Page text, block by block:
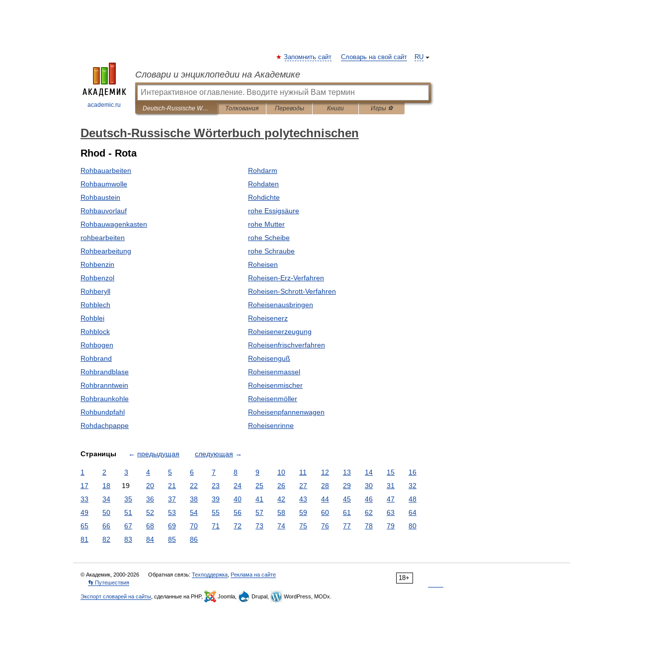
academic.ru
RU
Запомнить сайт Словарь на свой сайт
Словари и энциклопедии на Академике
Deutsch-Russische Wörterbuch polytechnischen Толкования Переводы Книги Игры ⚽
Deutsch-Russische Wörterbuch polytechnischen
Rhod - Rota
Rohbauarbeiten
Rohbaumwolle
Rohbaustein
Rohbauvorlauf
Rohbauwagenkasten
rohbearbeiten
Rohbearbeitung
Rohbenzin
Rohbenzol
Rohberyll
Rohblech
Rohblei
Rohblock
Rohbogen
Rohbrand
Rohbrandblase
Rohbranntwein
Rohbraunkohle
Rohbundpfahl
Rohdachpappe
Rohdarm
Rohdaten
Rohdichte
rohe Essigsäure
rohe Mutter
rohe Scheibe
rohe Schraube
Roheisen
Roheisen-Erz-Verfahren
Roheisen-Schrott-Verfahren
Roheisenausbringen
Roheisenerz
Roheisenerzeugung
Roheisenfrischverfahren
Roheisenguß
Roheisenmassel
Roheisenmischer
Roheisenmöller
Roheisenpfannenwagen
Roheisenrinne
Страницы ← предыдущая следующая →
1 2 3 4 5 6 7 8 9 10 11 12 13 14 15
16
17
18 19 20 21 22 23 24 25 26 27 28 29 30 31
32
33
34 35 36 37 38 39 40 41 42 43 44 45 46 47
48
49
50 51 52 53 54 55 56 57 58 59 60 61 62 63
64
65
66 67 68 69 70 71 72 73 74 75 76 77 78 79
80
81
82 83 84 85 86
18+
© Академик, 2000-2026 Обратная связь: Техподдержка Реклама на сайте
👣 Путешествия
Экспорт словарей на сайты , сделанные на PHP, Joomla, Drupal, WordPress, MODx.